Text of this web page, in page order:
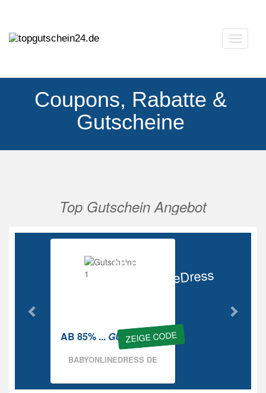
Coupons, Rabatte &
Gutscheine
Top Gutschein Angebot
Ab 85%
BabyOnlineDress
ZEIGE CODE
AB 85% ... GUTSCHEIN
BABYONLINEDRESS DE
Vorherige